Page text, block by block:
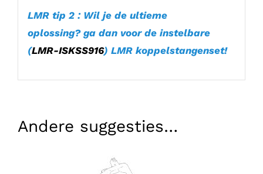
LMR tip 2 : Wil je de ultieme
oplossing? ga dan voor de instelbare
(LMR-ISKSS916) LMR koppelstangenset!
Andere suggesties…